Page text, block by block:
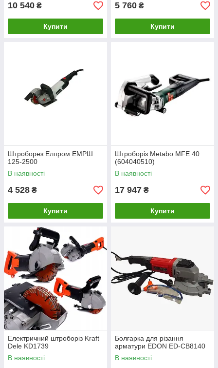
10 540 ₴
Купити
5 760 ₴
Купити
Штроборез Елпром ЕМРШ
125-2500
В наявності
4 528 ₴
Купити
Штроборіз Metabo MFE 40
(604040510)
В наявності
17 947 ₴
Купити
Електричний штроборіз Kraft
Dele KD1739
В наявності
Болгарка для різання
арматури EDON ED-CB8140
В наявності